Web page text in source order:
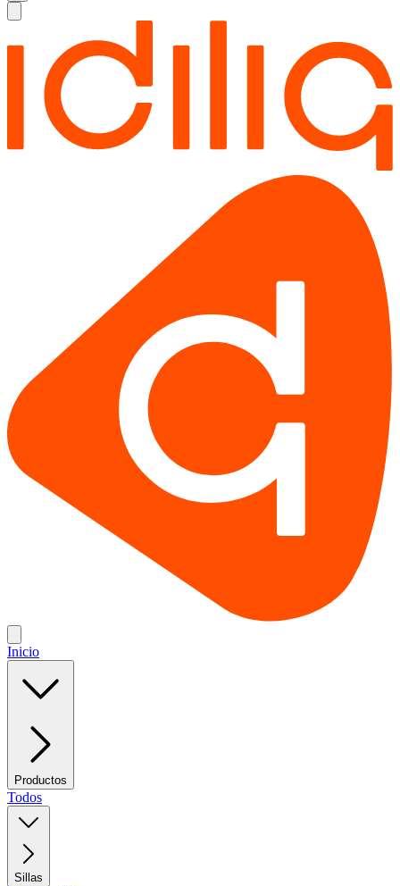
Inicio
Productos
Todos
Sillas